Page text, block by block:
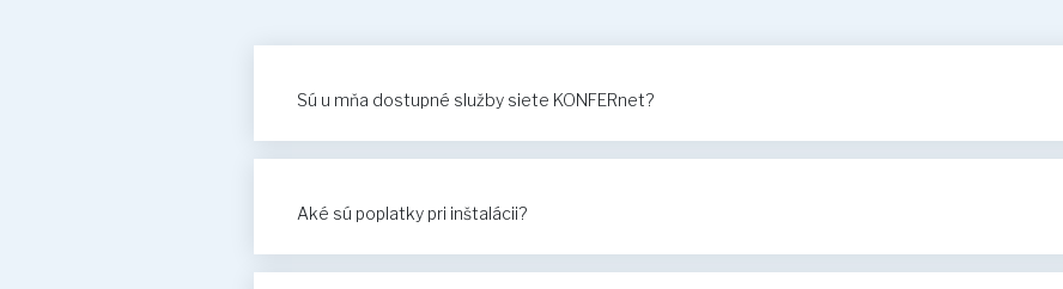
Sú u mňa dostupné služby siete KONFERnet?
Aké sú poplatky pri inštalácii?